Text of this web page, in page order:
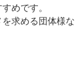
めです。
求める団体様な